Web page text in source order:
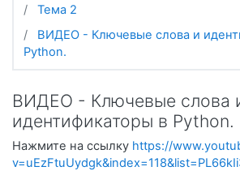
Тема 2
ВИДЕО - Ключевые слова и
Python.
ВИДЕО - Ключевые слова
идентификаторы в Python.
Нажмите на ссылку https://